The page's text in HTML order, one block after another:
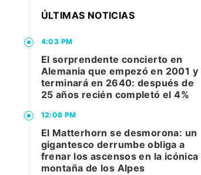
ÚLTIMAS NOTICIAS
4:03 PM
El sorprendente concierto en
Alemania que empezó en 2001 y
terminará en 2640: después de
25 años recién completó el 4%
12:08 PM
El Matterhorn se desmorona: un
gigantesco derrumbe obliga a
frenar los ascensos en la icónica
montaña de los Alpes